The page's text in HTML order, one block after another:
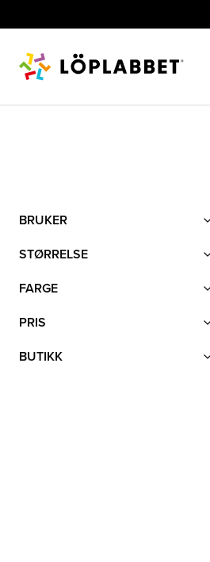
Filter
BRUKER
STØRRELSE
FARGE
PRIS
BUTIKK